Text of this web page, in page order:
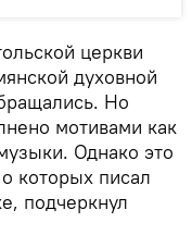
церкви
духовной
Но
мотивами как
Однако это
о которых писал
подчеркнул